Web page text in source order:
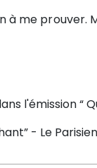
à me prouver.
l'émission “
- Le Parisien